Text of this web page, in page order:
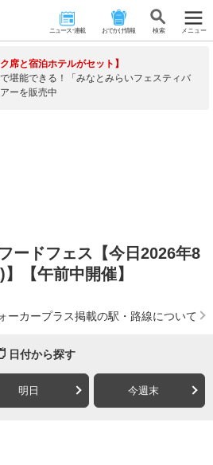
ニュース･連載 おでかけ情報 検 索 メニュー
席と宿泊ホテルがセット】
堪能できる！「みなとみらいフェスティバ
ーを販売中
ードフェス【今日2026年8
【午前中開催】
ーカープラス掲載の駅・路線について
日付から探す
明日 今週末